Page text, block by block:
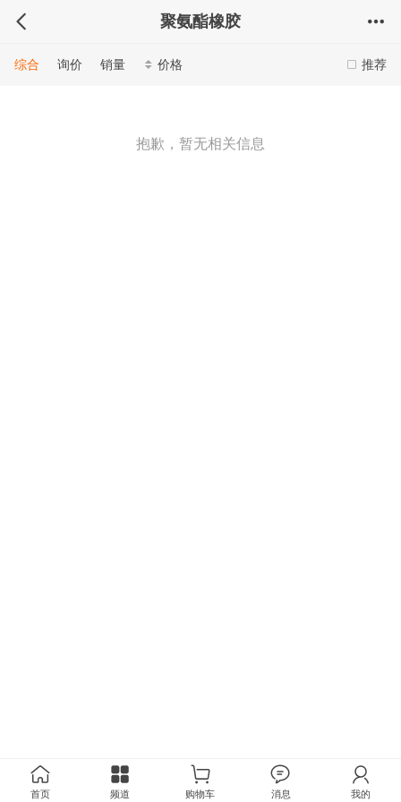
聚氨酯橡胶
推荐
综合 询价 销量 价格
抱歉，暂无相关信息
首页 频道 购物车 消息 我的